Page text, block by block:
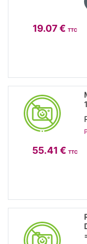
19.07 € TTC
55.41 € TTC